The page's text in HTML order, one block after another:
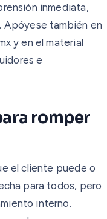
inmediata,
Apóyese también en
y en el material
e
romper
el cliente puede o
para todos, pero
interno.